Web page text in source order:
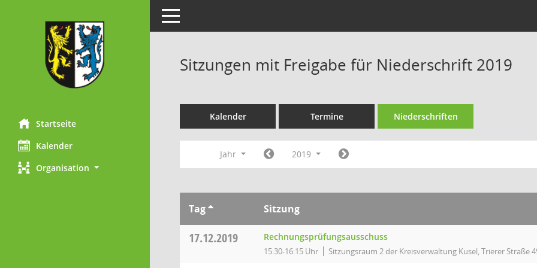
Startseite
Kalender
Organisation
Toggle navigation
Sitzungen mit Freigabe für Niederschrift 2019
Kalender Termine Niederschriften
Jahr 2019
Tag Sitzung
17.12.2019 Rechnungsprüfungsausschuss
15:30-16:15 Uhr Sitzungsraum 2 der Kreisverwaltung Kusel, Trierer Straße